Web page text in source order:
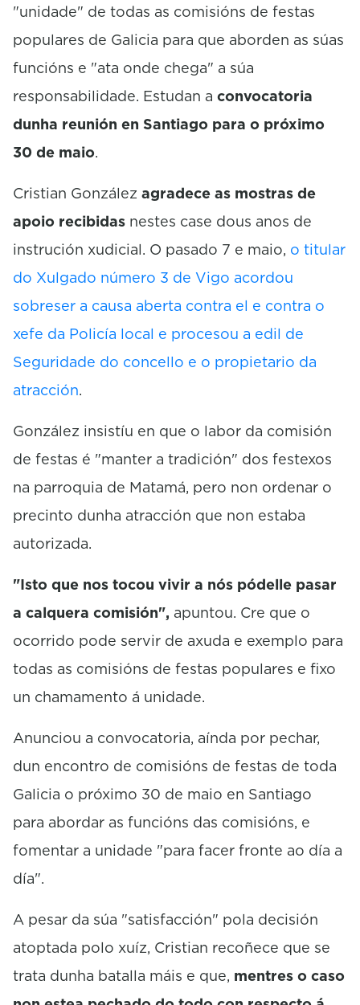
"unidade" de todas as comisións de festas
populares de Galicia para que aborden as súas
funcións e "ata onde chega" a súa
responsabilidade. Estudan a convocatoria
dunha reunión en Santiago para o próximo
30 de maio.
Cristian González agradece as mostras de
apoio recibidas nestes case dous anos de
instrución xudicial. O pasado 7 e maio, o titular
do Xulgado número 3 de Vigo acordou
sobreser a causa aberta contra el e contra o
xefe da Policía local e procesou a edil de
Seguridade do concello e o propietario da
atracción.
González insistíu en que o labor da comisión
de festas é "manter a tradición" dos festexos
na parroquia de Matamá, pero non ordenar o
precinto dunha atracción que non estaba
autorizada.
"Isto que nos tocou vivir a nós pódelle pasar
a calquera comisión", apuntou. Cre que o
ocorrido pode servir de axuda e exemplo para
todas as comisións de festas populares e fixo
un chamamento á unidade.
Anunciou a convocatoria, aínda por pechar,
dun encontro de comisións de festas de toda
Galicia o próximo 30 de maio en Santiago
para abordar as funcións das comisións, e
fomentar a unidade "para facer fronte ao día a
día".
A pesar da súa "satisfacción" pola decisión
atoptada polo xuíz, Cristian recoñece que se
trata dunha batalla máis e que, mentres o caso